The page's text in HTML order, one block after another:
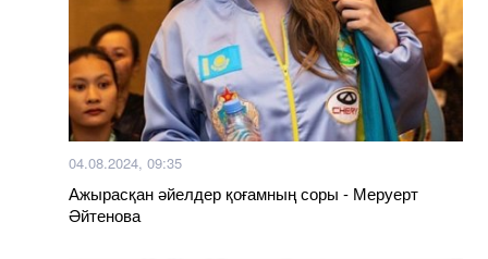
04.08.2024, 09:35
Ажырасқан әйелдер қоғамның соры - Меруерт
Әйтенова